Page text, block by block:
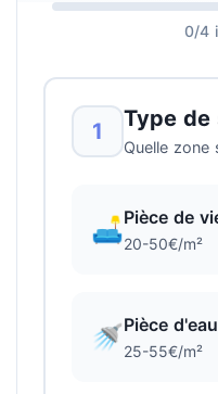
0/4
1 Type
Quelle zone
🛋️Pièce de
20-50€/m²
🚿Pièce d'eau
25-55€/m²